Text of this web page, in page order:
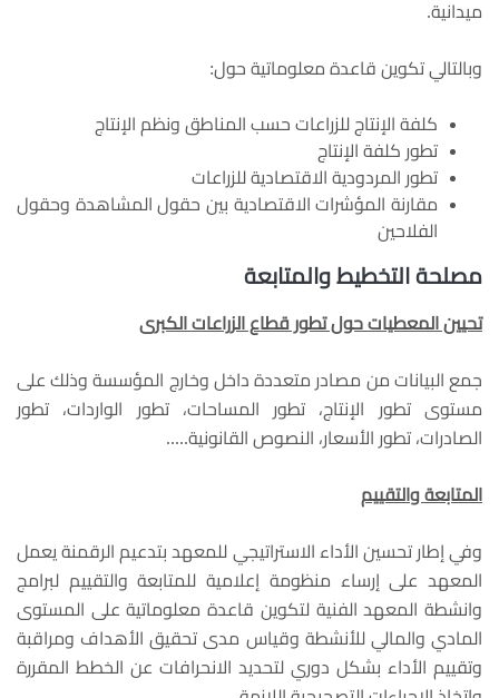
ميدانية.
وبالتالي تكوين قاعدة معلوماتية حول:
كلفة الإنتاج للزراعات حسب المناطق ونظم الإنتاج
تطور كلفة الإنتاج
تطور المردودية الاقتصادية للزراعات
مقارنة المؤشرات الاقتصادية بين حقول المشاهدة وحقول
الفلاحين
مصلحة التخطيط والمتابعة
تحيين المعطيات حول تطور قطاع الزراعات الكبرى
جمع البيانات من مصادر متعددة داخل وخارج المؤسسة وذلك على
مستوى تطور الإنتاج، تطور المساحات، تطور الواردات، تطور
الصادرات، تطور الأسعار، النصوص القانونية.....
المتابعة والتقييم
وفي إطار تحسين الأداء الاستراتيجي للمعهد بتدعيم الرقمنة يعمل
المعهد على إرساء منظومة إعلامية للمتابعة والتقييم لبرامج
وانشطة المعهد الفنية لتكوين قاعدة معلوماتية على المستوى
المادي والمالي للأنشطة وقياس مدى تحقيق الأهداف ومراقبة
وتقييم الأداء بشكل دوري لتحديد الانحرافات عن الخطط المقررة